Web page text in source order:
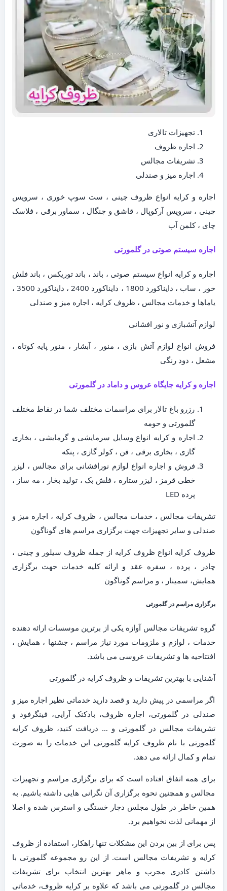
تجهیزات تالاری
اجاره ظروف
تشریفات مجالس
اجاره میز و صندلی
اجاره و کرایه انواع ظروف چینی ، ست سوپ خوری ، سرویس
چینی ، سرویس آرکوپال ، قاشق و چنگال ، سماور برقی ، فلاسک
چای ، کلمن آب
اجاره سیستم صوتی در گلمورتی
اجاره و کرایه انواع سیستم صوتی ، باند ، باند توریکس ، باند فلش
خور ، ساب ، دایناکورد 1800 ، دایناکورد 2400 ، دایناکورد 3500 ،
یاماها و خدمات مجالس ، ظروف کرایه ، اجاره میز و صندلی
لوازم آتشبازی و نور افشانی
فروش انواع لوازم آتش بازی ، منور ، آبشار ، منور پایه کوتاه ،
مشعل ، دود رنگی
اجاره و کرایه جایگاه عروس و داماد در گلمورتی
رزرو باغ تالار برای مراسمات مختلف شما در نقاط مختلف
گلمورتی و حومه
اجاره و کرایه انواع وسایل سرمایشی و گرمایشی ، بخاری
گازی ، بخاری برقی ، فن ، کولر گازی ، پنکه
فروش و اجاره انواع لوازم نورافشانی برای مجالس ، لیزر
خطی قرمز ، لیزر ستاره ، فلش بک ، تولید بخار ، مه ساز ،
پرده LED
تشریفات مجالس ، خدمات مجالس ، ظروف کرایه ، اجاره میز و
صندلی و سایر تجهیزات جهت برگزاری مراسم های گوناگون
ظروف کرایه انواع ظروف کرایه از جمله ظروف سیلور و چینی ،
چادر ، پرده ، سفره عقد و ارائه کلیه خدمات جهت برگزاری
همایش، سمینار ، و مراسم گوناگون
برگزاری مراسم در گلمورتی
گروه تشریفات مجالس آوازه یکی از برترین موسسات ارائه دهنده
خدمات ، لوازم و ملزومات مورد نیاز مراسم ، جشنها ، همایش ،
افتتاحیه ها و تشریفات عروسی می باشد.
آشنایی با بهترین تشریفات و ظروف کرایه در گلمورتی
اگر مراسمی در پیش دارید و قصد دارید خدماتی نظیر اجاره میز و
صندلی در گلمورتی، اجاره ظروف، بادکنک آرایی، فینگرفود و
تشریفات مجالس در گلمورتی و … دریافت کنید، ظروف کرایه
گلمورتی با نام ظروف کرایه گلمورتی این خدمات را به صورت
تمام و کمال ارائه می دهد.
برای همه اتفاق افتاده است که برای برگزاری مراسم و تجهیزات
مجالس و همچنین نحوه برگزاری آن نگرانی هایی داشته باشیم. به
همین خاطر در طول مجلس دچار خستگی و استرس شده و اصلا
از مهمانی لذت نخواهیم برد.
پس برای از بین بردن این مشکلات تنها راهکار، استفاده از ظروف
کرایه و تشریفات مجالس است. از این رو مجموعه گلمورتی با
داشتن کادری مجرب و ماهر بهترین انتخاب برای تشریفات
مجالس در گلمورتی می باشد که علاوه بر کرایه ظروف، خدماتی